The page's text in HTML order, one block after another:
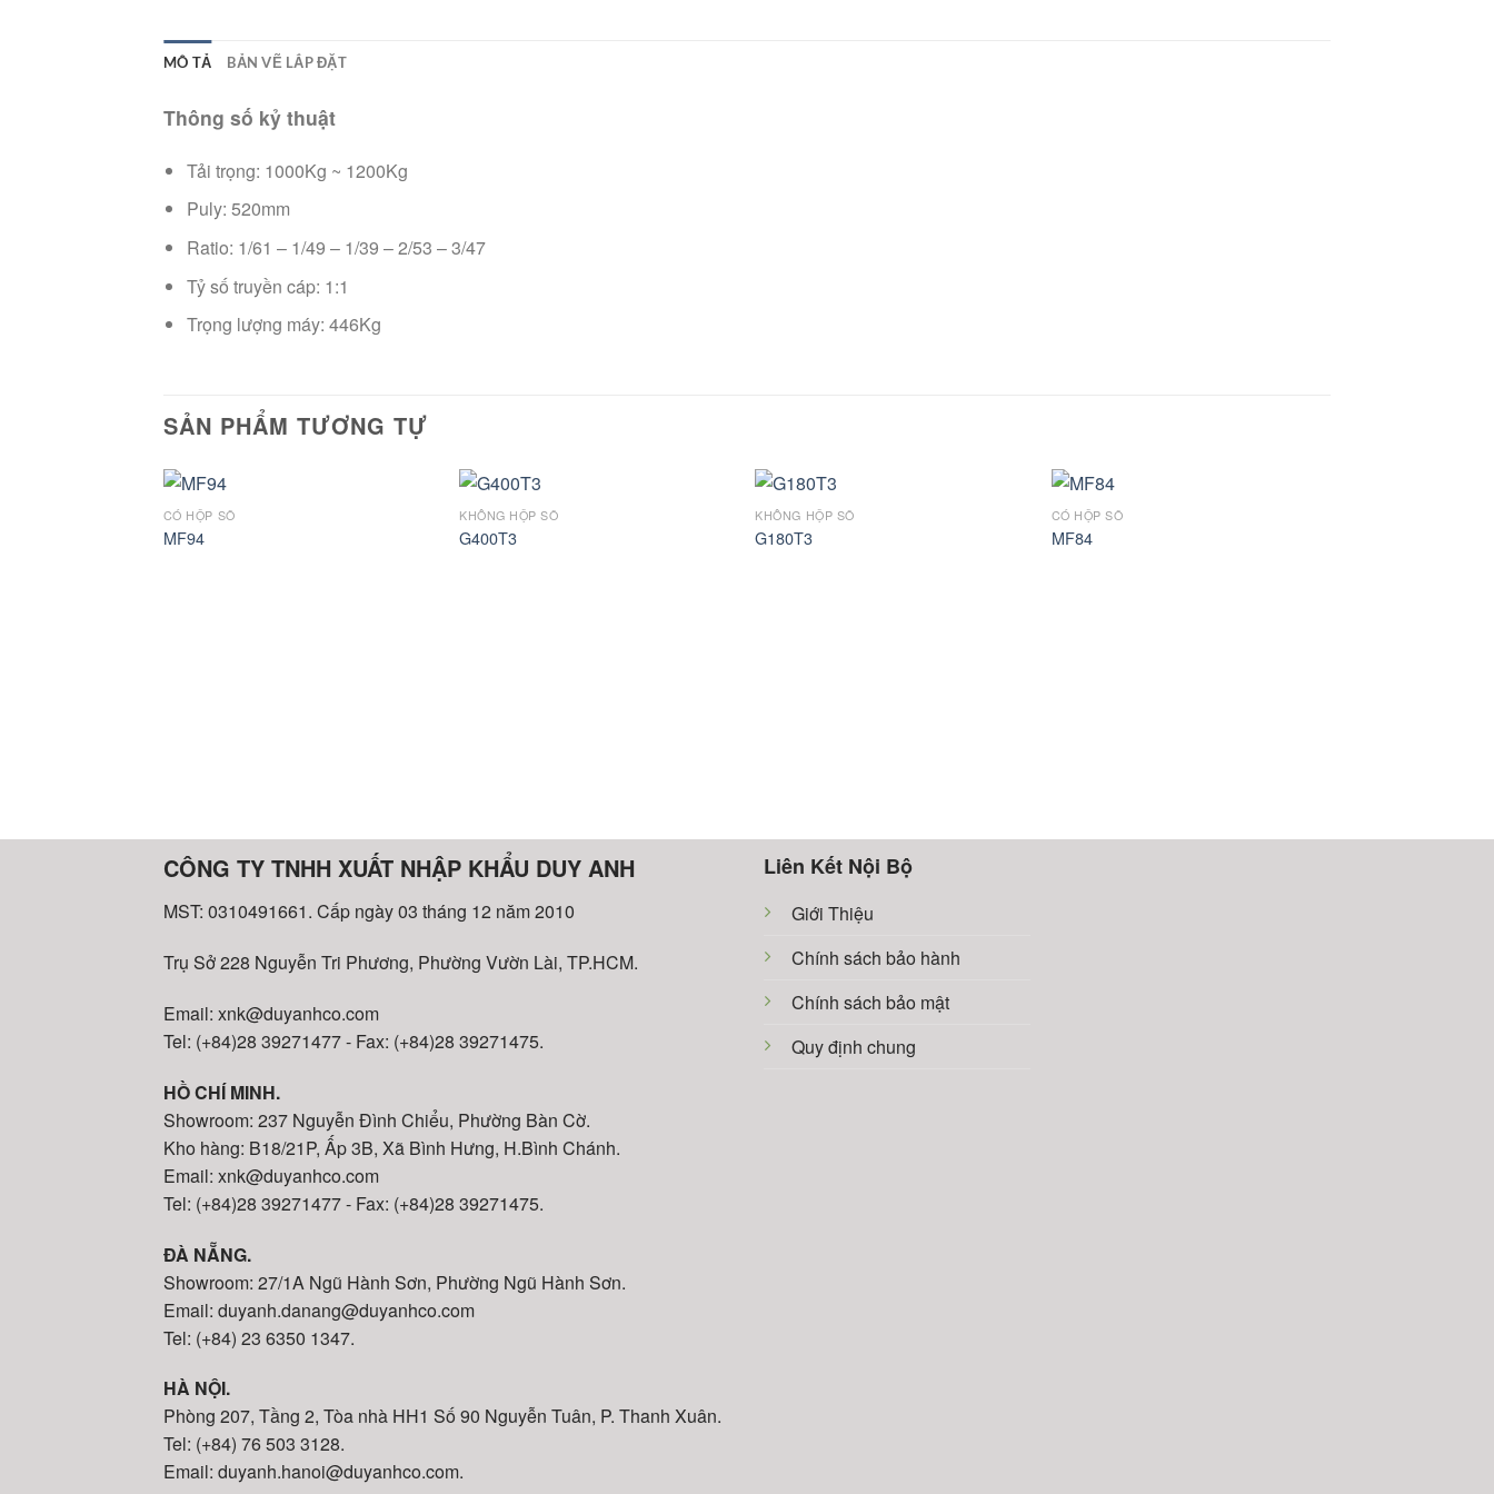
MÔ TẢ BẢN VẼ LẮP ĐẶT
Thông số kỷ thuật
Tải trọng: 1000Kg ~ 1200Kg
Puly: 520mm
Ratio: 1/61 – 1/49 – 1/39 – 2/53 – 3/47
Tỷ số truyền cáp: 1:1
Trọng lượng máy: 446Kg
SẢN PHẨM TƯƠNG TỰ
CÓ HỘP SỐ
MF94
KHÔNG HỘP SỐ
G400T3
KHÔNG HỘP SỐ
G180T3
CÓ HỘP SỐ
MF84
CÔNG TY TNHH XUẤT NHẬP KHẨU DUY ANH
MST: 0310491661. Cấp ngày 03 tháng 12 năm 2010
Trụ Sở 228 Nguyễn Tri Phương, Phường Vườn Lài, TP.HCM.
Email: xnk@duyanhco.com
Tel: (+84)28 39271477 - Fax: (+84)28 39271475.
HỒ CHÍ MINH.
Showroom: 237 Nguyễn Đình Chiểu, Phường Bàn Cờ.
Kho hàng: B18/21P, Ấp 3B, Xã Bình Hưng, H.Bình Chánh.
Email: xnk@duyanhco.com
Tel: (+84)28 39271477 - Fax: (+84)28 39271475.
ĐÀ NẴNG.
Showroom: 27/1A Ngũ Hành Sơn, Phường Ngũ Hành Sơn.
Email: duyanh.danang@duyanhco.com
Tel: (+84) 23 6350 1347.
HÀ NỘI.
Phòng 207, Tầng 2, Tòa nhà HH1 Số 90 Nguyễn Tuân, P. Thanh Xuân.
Tel: (+84) 76 503 3128.
Email: duyanh.hanoi@duyanhco.com.
Liên Kết Nội Bộ
Giới Thiệu
Chính sách bảo hành
Chính sách bảo mật
Quy định chung